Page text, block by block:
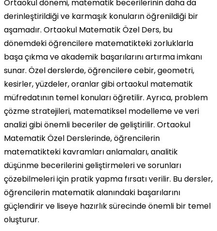
Ortaokul dönemi, matematik becerilerinin daha da
derinleştirildiği ve karmaşık konuların öğrenildiği bir
aşamadır. Ortaokul Matematik Özel Ders, bu
dönemdeki öğrencilere matematikteki zorluklarla
başa çıkma ve akademik başarılarını artırma imkanı
sunar. Özel derslerde, öğrencilere cebir, geometri,
kesirler, yüzdeler, oranlar gibi ortaokul matematik
müfredatının temel konuları öğretilir. Ayrıca, problem
çözme stratejileri, matematiksel modelleme ve veri
analizi gibi önemli beceriler de geliştirilir. Ortaokul
Matematik Özel Derslerinde, öğrencilerin
matematikteki kavramları anlamaları, analitik
düşünme becerilerini geliştirmeleri ve sorunları
çözebilmeleri için pratik yapma fırsatı verilir. Bu dersler,
öğrencilerin matematik alanındaki başarılarını
güçlendirir ve liseye hazırlık sürecinde önemli bir temel
oluşturur.